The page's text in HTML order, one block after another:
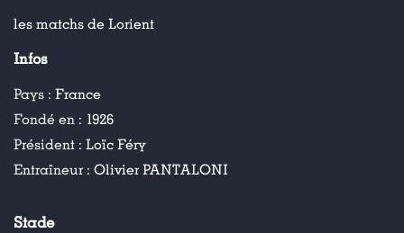
les matchs de Lorient
Infos
Pays : France
Fondé en : 1926
Président : Loïc Féry
Entraîneur : Olivier PANTALONI
Stade